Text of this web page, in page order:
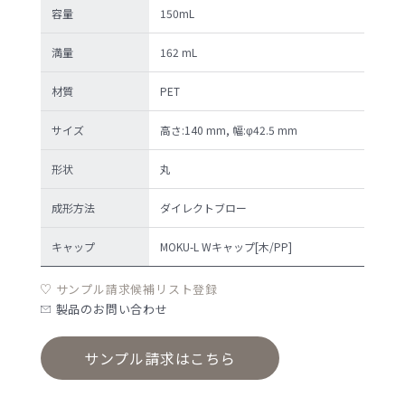
容量 150mL
満量 162 mL
材質 PET
サイズ 高さ:140 mm, 幅:φ42.5 mm
形状 丸
成形方法 ダイレクトブロー
キャップ MOKU-L Wキャップ[木/PP]
サンプル請求候補リスト登録
製品のお問い合わせ
サンプル請求はこちら